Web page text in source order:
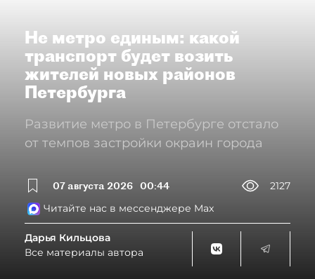
Не метро единым: какой
транспорт будет возить
жителей новых районов
Петербурга
Развитие метро в Петербурге отстало
от темпов застройки окраин города
07 августа 2026 00:44
2127
Читайте нас в мессенджере Max
Дарья Кильцова
Все материалы автора